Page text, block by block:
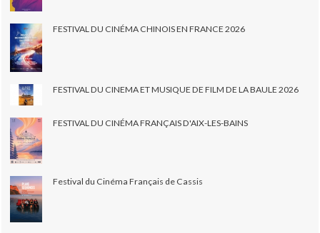
FESTIVAL DU CINÉMA CHINOIS EN FRANCE 2026
FESTIVAL DU CINEMA ET MUSIQUE DE FILM DE LA BAULE 2026
FESTIVAL DU CINÉMA FRANÇAIS D'AIX-LES-BAINS
Festival du Cinéma Français de Cassis